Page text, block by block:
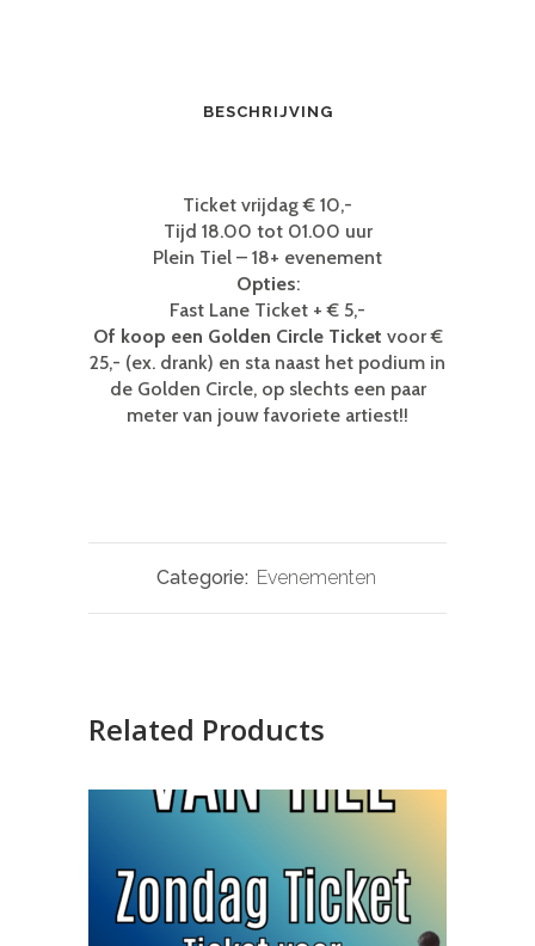
BESCHRIJVING
Ticket vrijdag € 10,-
Tijd 18.00 tot 01.00 uur
Plein Tiel – 18+ evenement
Opties:
Fast Lane Ticket + € 5,-
Of koop een Golden Circle Ticket voor €
25,- (ex. drank) en sta naast het podium in
de Golden Circle, op slechts een paar
meter van jouw favoriete artiest!!
Categorie: Evenementen
Related Products